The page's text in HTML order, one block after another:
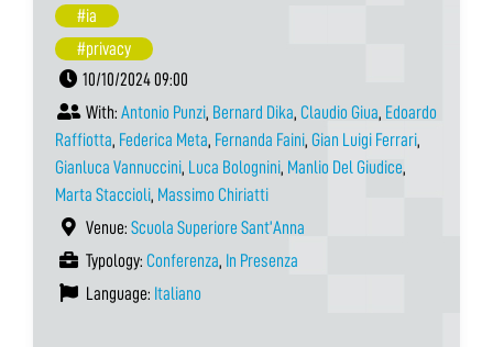
#ia
#privacy
10/10/2024 09:00
With: Antonio Punzi, Bernard Dika, Claudio Giua, Edoardo
Raffiotta, Federica Meta, Fernanda Faini, Gian Luigi Ferrari,
Gianluca Vannuccini, Luca Bolognini, Manlio Del Giudice,
Marta Staccioli, Massimo Chiriatti
Venue: Scuola Superiore Sant’Anna
Typology: Conferenza, In Presenza
Language: Italiano